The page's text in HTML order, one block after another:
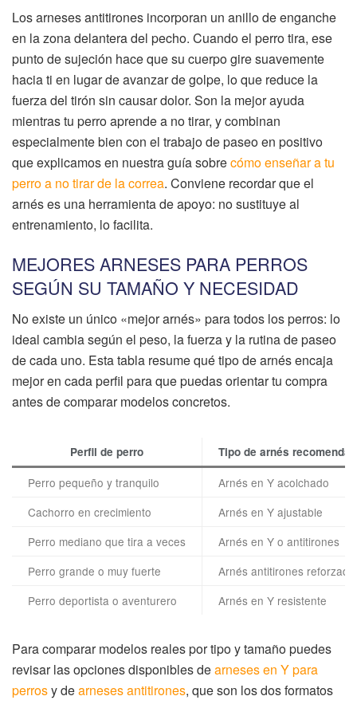
Los arneses antitirones incorporan un anillo de enganche
en la zona delantera del pecho. Cuando el perro tira, ese
punto de sujeción hace que su cuerpo gire suavemente
hacia ti en lugar de avanzar de golpe, lo que reduce la
fuerza del tirón sin causar dolor. Son la mejor ayuda
mientras tu perro aprende a no tirar, y combinan
especialmente bien con el trabajo de paseo en positivo
que explicamos en nuestra guía sobrecómo enseñar a tu
perro a no tirar de la correa. Conviene recordar que el
arnés es una herramienta de apoyo: no sustituye al
entrenamiento, lo facilita.
MEJORES ARNESES PARA PERROS
SEGÚN SU TAMAÑO Y NECESIDAD
No existe un único «mejor arnés» para todos los perros: lo
ideal cambia según el peso, la fuerza y la rutina de paseo
de cada uno. Esta tabla resume qué tipo de arnés encaja
mejor en cada perfil para que puedas orientar tu compra
antes de comparar modelos concretos.
Perfil de perro Tipo de arnés
Perro pequeño y tranquilo
Arnés en Y acolchado
Cachorro en crecimiento
Arnés en Y ajustable
Perro mediano que tira a veces
Arnés en Y o antitirones
Perro grande o muy fuerte
Arnés antitirones reforzado
Perro deportista o aventurero
Arnés en Y resistente
Para comparar modelos reales por tipo y tamaño puedes
revisar las opciones disponibles dearneses en Y para
perrosy dearneses antitirones, que son los dos formatos